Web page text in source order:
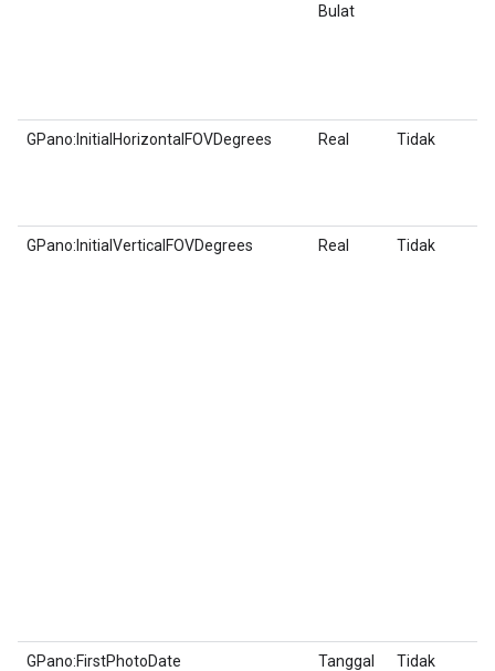
Bulat
GPano:InitialHorizontalFOVDegrees Real Tidak
GPano:InitialVerticalFOVDegrees Real Tidak
GPano:FirstPhotoDate Tanggal Tidak